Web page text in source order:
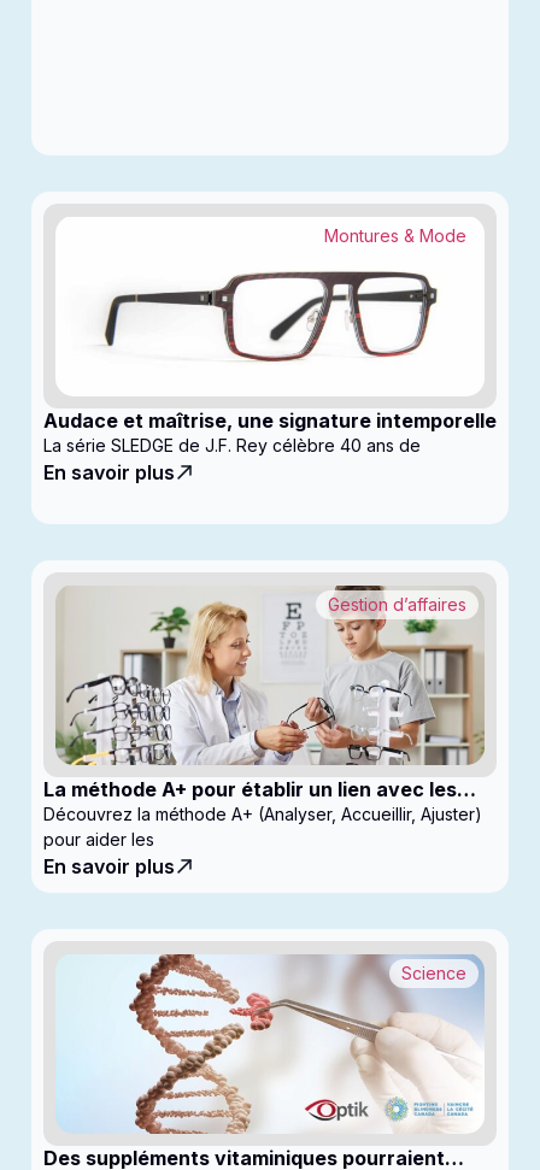
Audace et maîtrise, une signature intemporelle
Montures & Mode
La série SLEDGE de J.F. Rey célèbre 40 ans de
En savoir plus
La méthode A+ pour établir un lien avec les
enfants en clinique
Gestion d’affaires
Découvrez la méthode A+ (Analyser, Accueillir, Ajuster)
pour aider les
En savoir plus
Des suppléments vitaminiques pourraient
Science